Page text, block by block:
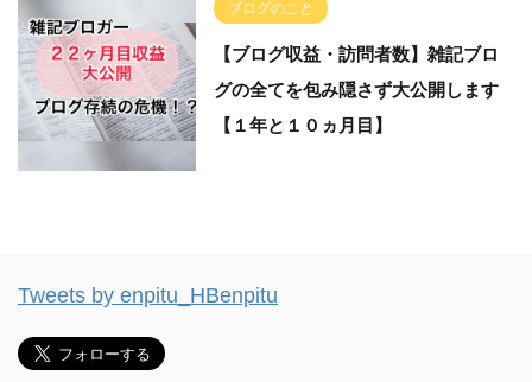
ブログのこと
【ブログ収益・訪問者数】雑記ブロ
グの全てを包み隠さず大公開します
【１年と１０ヵ月目】
Tweets by enpitu_HBenpitu